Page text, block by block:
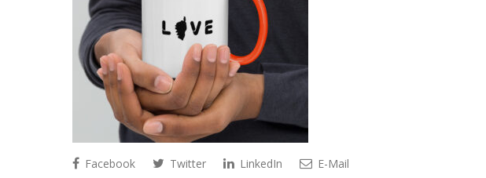
Facebook Twitter LinkedIn E-Mail